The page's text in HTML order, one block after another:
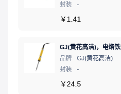
封装
-
￥ 1.41
品牌
GJ(黄花高洁)
封装
-
￥ 24.5